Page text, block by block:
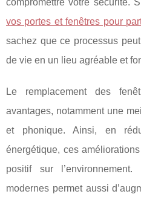
vos portes et fenêtres pour
sachez que ce processus
de vie en un lieu agréable et
Le remplacement des
avantages, notamment une
et phonique. Ainsi, en
énergétique, ces
positif sur
modernes permet aussi